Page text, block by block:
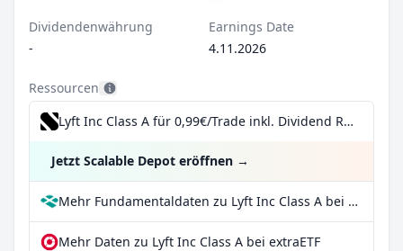
Dividendenwährung
-
Earnings Date
4.11.2026
Ressourcen
Lyft Inc Class A für 0,99€/Trade inkl. Dividend Reinvestment Plan
Jetzt Scalable Depot eröffnen →
Mehr Fundamentaldaten zu Lyft Inc Class A bei Parqet
Mehr Daten zu Lyft Inc Class A bei extraETF